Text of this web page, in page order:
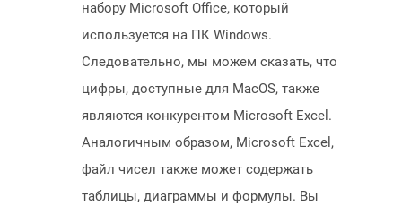
набору Microsoft Office, который
используется на ПК Windows.
Следовательно, мы можем сказать, что
цифры, доступные для MacOS, также
являются конкурентом Microsoft Excel.
Аналогичным образом, Microsoft Excel,
файл чисел также может содержать
таблицы, диаграммы и формулы. Вы